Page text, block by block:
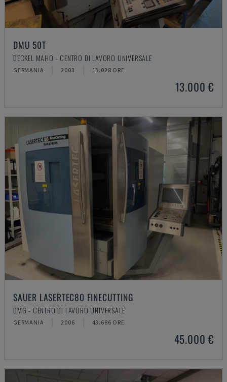
DMU 50T
DECKEL MAHO - CENTRO DI LAVORO UNIVERSALE
GERMANIA 2003 13.028 ORE
13.000 €
SAUER LASERTEC80 FINECUTTING
DMG - CENTRO DI LAVORO UNIVERSALE
GERMANIA 2006 43.686 ORE
45.000 €